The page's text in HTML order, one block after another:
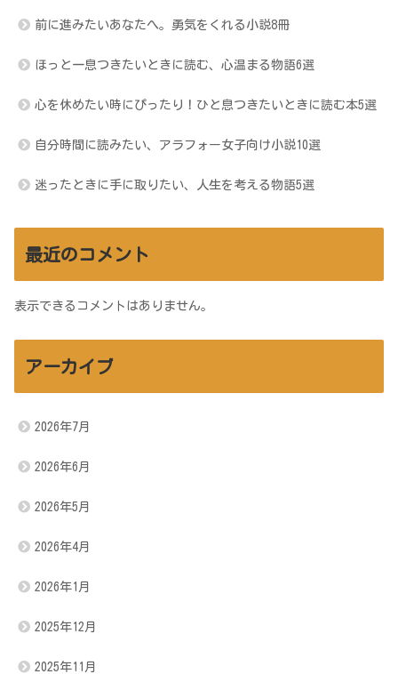
前に進みたいあなたへ。勇気をくれる小説8冊
ほっと一息つきたいときに読む、心温まる物語6選
心を休めたい時にぴったり！ひと息つきたいときに読む本5選
自分時間に読みたい、アラフォー女子向け小説10選
迷ったときに手に取りたい、人生を考える物語5選
最近のコメント
表示できるコメントはありません。
アーカイブ
2026年7月
2026年6月
2026年5月
2026年4月
2026年1月
2025年12月
2025年11月